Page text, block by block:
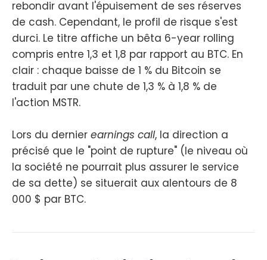
rebondir avant l'épuisement de ses réserves
de cash. Cependant, le profil de risque s'est
durci. Le titre affiche un bêta 6-year rolling
compris entre 1,3 et 1,8 par rapport au BTC. En
clair : chaque baisse de 1 % du Bitcoin se
traduit par une chute de 1,3 % à 1,8 % de
l'action MSTR.
Lors du dernier earnings call, la direction a
précisé que le "point de rupture" (le niveau où
la société ne pourrait plus assurer le service
de sa dette) se situerait aux alentours de 8
000 $ par BTC.